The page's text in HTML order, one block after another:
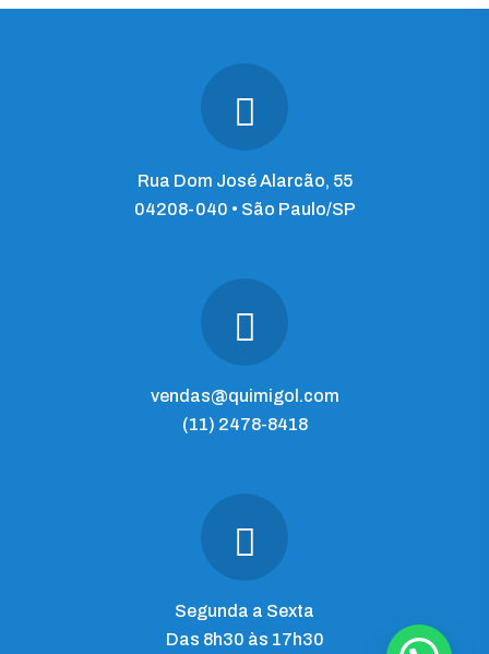
Rua Dom José Alarcão, 55
04208-040 • São Paulo/SP
vendas@quimigol.com
(11) 2478-8418
Segunda a Sexta
Das 8h30 às 17h30